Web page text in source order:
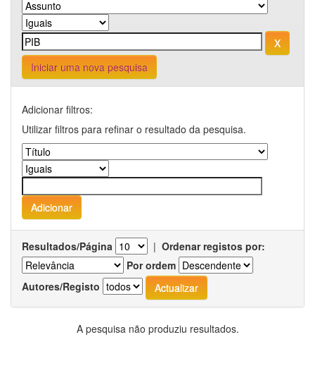
Iniciar uma nova pesquisa
Adicionar filtros:
Utilizar filtros para refinar o resultado da pesquisa.
Resultados/Página | Ordenar registos por:
Por ordem
Autores/Registo
A pesquisa não produziu resultados.